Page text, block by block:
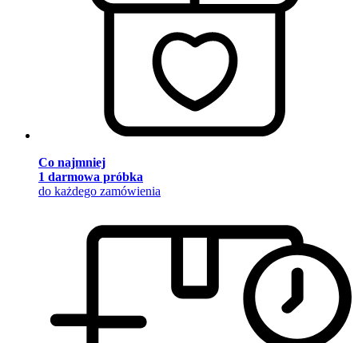
Co najmniej
1 darmowa próbka
do każdego zamówienia